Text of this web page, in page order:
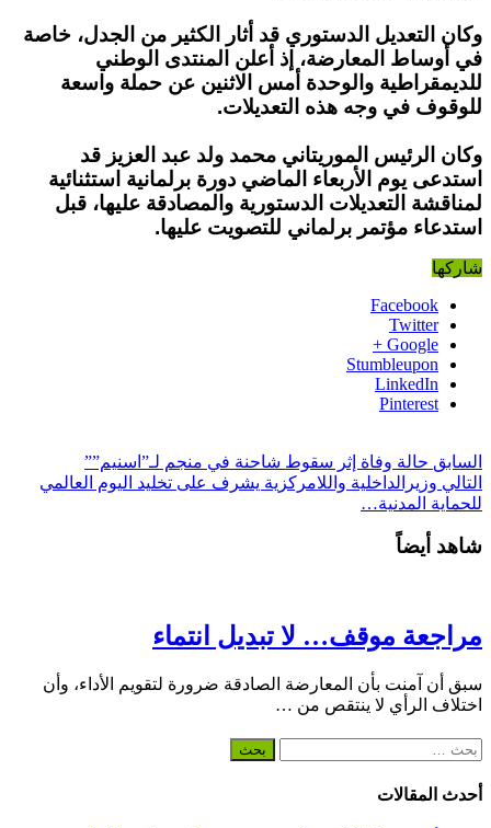
وكان التعديل الدستوري قد أثار الكثير من الجدل، خاصة
في أوساط المعارضة، إذ أعلن المنتدى الوطني
للديمقراطية والوحدة أمس الاثنين عن حملة واسعة
للوقوف في وجه هذه التعديلات.
وكان الرئيس الموريتاني محمد ولد عبد العزيز قد
استدعى يوم الأربعاء الماضي دورة برلمانية استثنائية
لمناقشة التعديلات الدستورية والمصادقة عليها، قبل
استدعاء مؤتمر برلماني للتصويت عليها.
شاركها
Facebook
Twitter
Google +
Stumbleupon
LinkedIn
Pinterest
السابق حالة وفاة إثر سقوط شاحنة في منجم لـ”اسنيم””
التالي وزيرالداخلية واللامركزية يشرف على تخليد اليوم العالمي
للحماية المدنية…
شاهد أيضاً
مراجعة موقف… لا تبديل انتماء
سبق أن آمنت بأن المعارضة الصادقة ضرورة لتقويم الأداء، وأن
اختلاف الرأي لا ينتقص من …
البحث
أحدث المقالات